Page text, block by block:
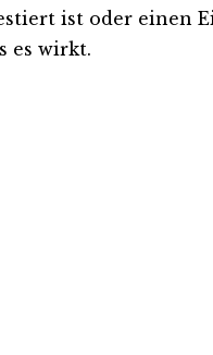
ist oder einen
es wirkt.